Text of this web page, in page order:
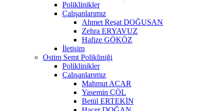
Poliklinikler
Çalışanlarımız
Ahmet Reşat DOĞUSAN
Zehra ERYAVUZ
Hafize GÖKÖZ
İletişim
Ostim Semt Polikliniği
Poliklinikler
Çalışanlarımız
Mahmut ACAR
Yasemin ÇÖL
Betül ERTEKİN